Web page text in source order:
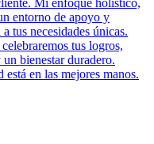
Mi enfoque holístico,
entorno de apoyo y
tus necesidades únicas.
tus logros,
bienestar duradero.
en las mejores manos.